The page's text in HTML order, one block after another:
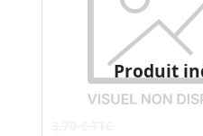
Produit